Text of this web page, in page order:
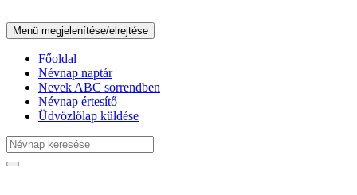
Menü megjelenítése/elrejtése
Főoldal
Névnap naptár
Nevek ABC sorrendben
Névnap értesítő
Üdvözlőlap küldése